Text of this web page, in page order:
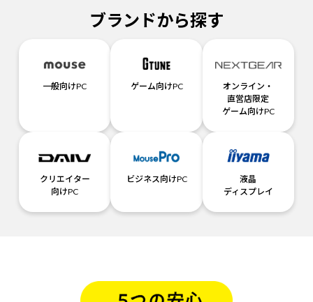
ブランドから探す
一般向けPC ゲーム向けPC
オンライン・
直営店限定
ゲーム向けPC
クリエイター
向けPC
ビジネス向けPC
液晶
ディスプレイ